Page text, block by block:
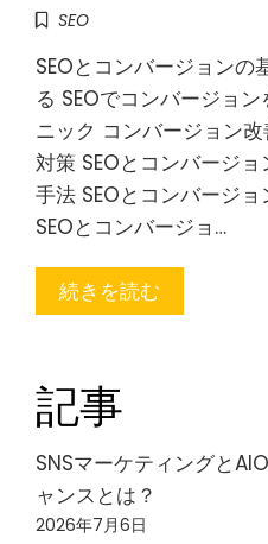
SEO
SEOとコンバージョンの
る SEOでコンバージョ
ニック コンバージョン
対策 SEOとコンバージ
手法 SEOとコンバージ
SEOとコンバージョ…
続きを読む
記事
SNSマーケティングと
ャンスとは？
2026年7月6日